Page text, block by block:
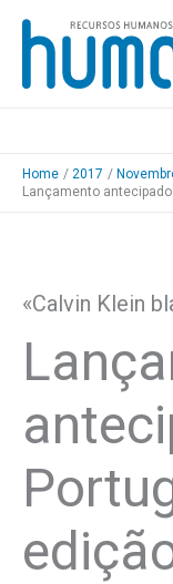
Skip
content
Home 2017
Lançamento
«Calvin Klein